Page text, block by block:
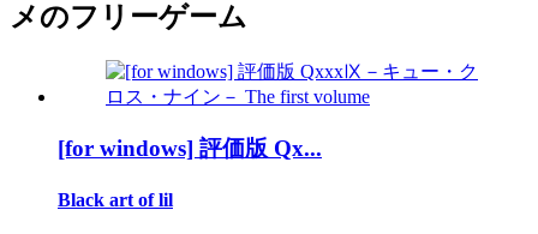
メのフリーゲーム
[for windows] 評価版 Qx...
Black art of lil